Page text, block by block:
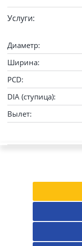
Услуги:
Диаметр:
Ширина:
PCD:
DIA (ступица):
Вылет: